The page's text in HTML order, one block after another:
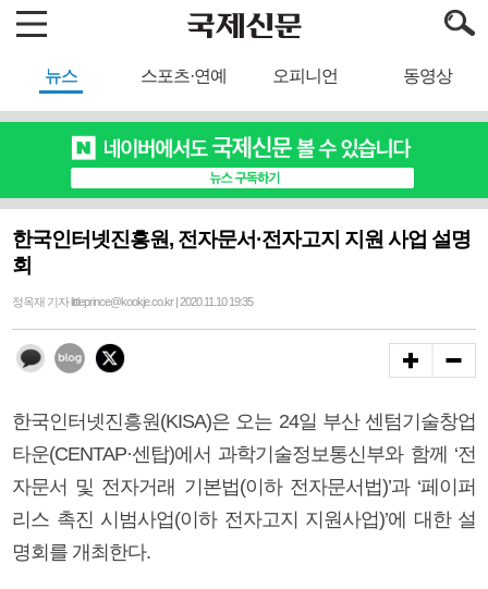
뉴스 스포츠·연예 오피니언 동영상
한국인터넷진흥원, 전자문서·전자고지 지원 사업 설명
회
정옥재 기자 littleprince@kookje.co.kr | 2020.11.10 19:35
한국인터넷진흥원(KISA)은 오는 24일 부산 센텀기술창업
타운(CENTAP·센탑)에서 과학기술정보통신부와 함께 ‘전
자문서 및 전자거래 기본법(이하 전자문서법)’과 ‘페이퍼
리스 촉진 시범사업(이하 전자고지 지원사업)’에 대한 설
명회를 개최한다.